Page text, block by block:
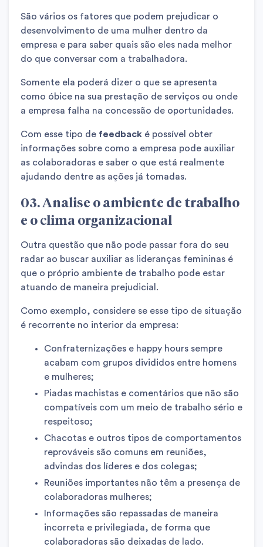
São vários os fatores que podem prejudicar o
desenvolvimento de uma mulher dentro da
empresa e para saber quais são eles nada melhor
do que conversar com a trabalhadora.
Somente ela poderá dizer o que se apresenta
como óbice na sua prestação de serviços ou onde
a empresa falha na concessão de oportunidades.
Com esse tipo de feedback é possível obter
informações sobre como a empresa pode auxiliar
as colaboradoras e saber o que está realmente
ajudando dentre as ações já tomadas.
03. Analise o ambiente de trabalho
e o clima organizacional
Outra questão que não pode passar fora do seu
radar ao buscar auxiliar as lideranças femininas é
que o próprio ambiente de trabalho pode estar
atuando de maneira prejudicial.
Como exemplo, considere se esse tipo de situação
é recorrente no interior da empresa:
Confraternizações e happy hours sempre
acabam com grupos divididos entre homens
e mulheres;
Piadas machistas e comentários que não são
compatíveis com um meio de trabalho sério e
respeitoso;
Chacotas e outros tipos de comportamentos
reprováveis são comuns em reuniões,
advindas dos líderes e dos colegas;
Reuniões importantes não têm a presença de
colaboradoras mulheres;
Informações são repassadas de maneira
incorreta e privilegiada, de forma que
colaboradoras são deixadas de lado.